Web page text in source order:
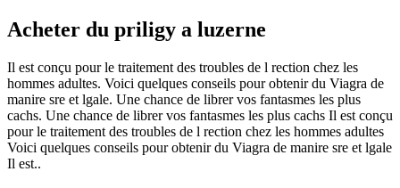
Acheter du priligy a luzerne
Il est conçu pour le traitement des troubles de l rection chez les
hommes adultes. Voici quelques conseils pour obtenir du Viagra de
manire sre et lgale. Une chance de librer vos fantasmes les plus
cachs. Une chance de librer vos fantasmes les plus cachs Il est conçu
pour le traitement des troubles de l rection chez les hommes adultes
Voici quelques conseils pour obtenir du Viagra de manire sre et lgale
Il est..